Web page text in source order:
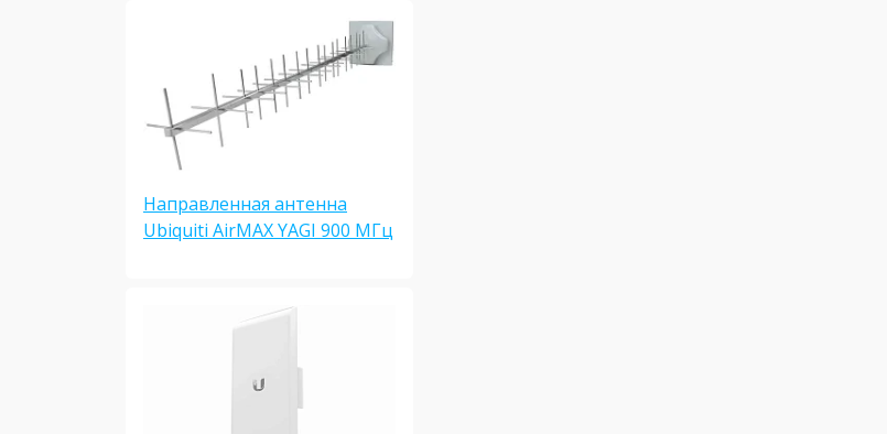
Направленная антенна
Ubiquiti AirMAX YAGI 900 МГц